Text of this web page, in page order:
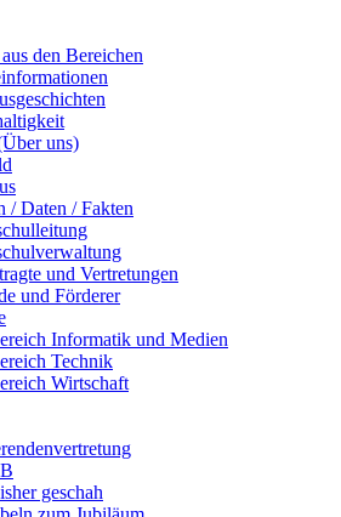
den Bereichen
uns)
/ Daten / Fakten
und Vertretungen
und Förderer
Informatik und Medien
Technik
Wirtschaft
geschah